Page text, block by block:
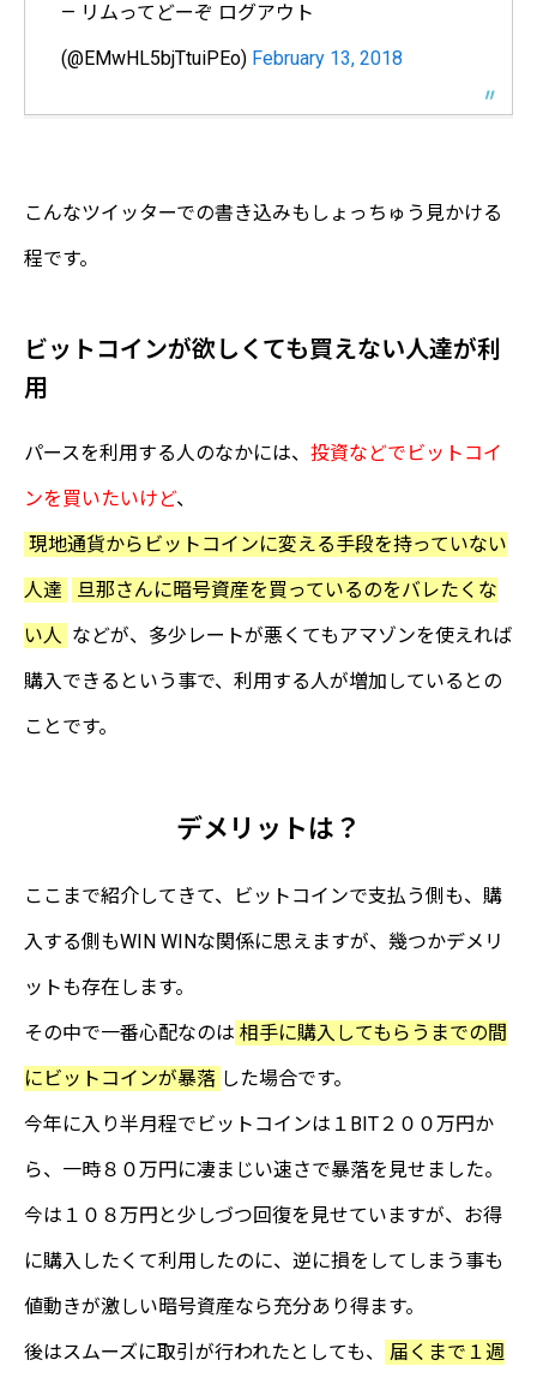
— リムってどーぞ ログアウト
(@EMwHL5bjTtuiPEo) February 13, 2018
こんなツイッターでの書き込みもしょっちゅう見かける
程です。
ビットコインが欲しくても買えない人達が利
用
パースを利用する人のなかには、 投資などでビットコイ
ンを買いたいけど、
現地通貨からビットコインに変える手段を持っていない
人達
旦那さんに暗号資産を買っているのをバレたくな
い人 などが、多少レートが悪くてもアマゾンを使えれば
購入できるという事で、利用する人が増加しているとの
ことです。
デメリットは？
ここまで紹介してきて、ビットコインで支払う側も、購
入する側もWIN WINな関係に思えますが、幾つかデメリ
ットも存在します。
その中で一番心配なのは 相手に購入してもらうまでの間
にビットコインが暴落 した場合です。
今年に入り半月程でビットコインは１BIT２００万円か
ら、一時８０万円に凄まじい速さで暴落を見せました。
今は１０８万円と少しづつ回復を見せていますが、お得
に購入したくて利用したのに、逆に損をしてしまう事も
値動きが激しい暗号資産なら充分あり得ます。
後はスムーズに取引が行われたとしても、
届くまで１週